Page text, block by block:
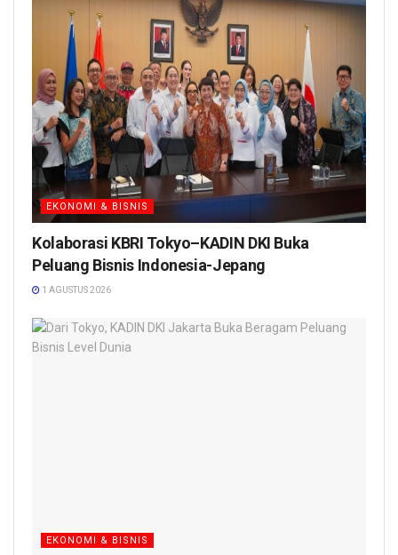
EKONOMI & BISNIS
Kolaborasi KBRI Tokyo–KADIN DKI Buka
Peluang Bisnis Indonesia-Jepang
1 AGUSTUS 2026
EKONOMI & BISNIS